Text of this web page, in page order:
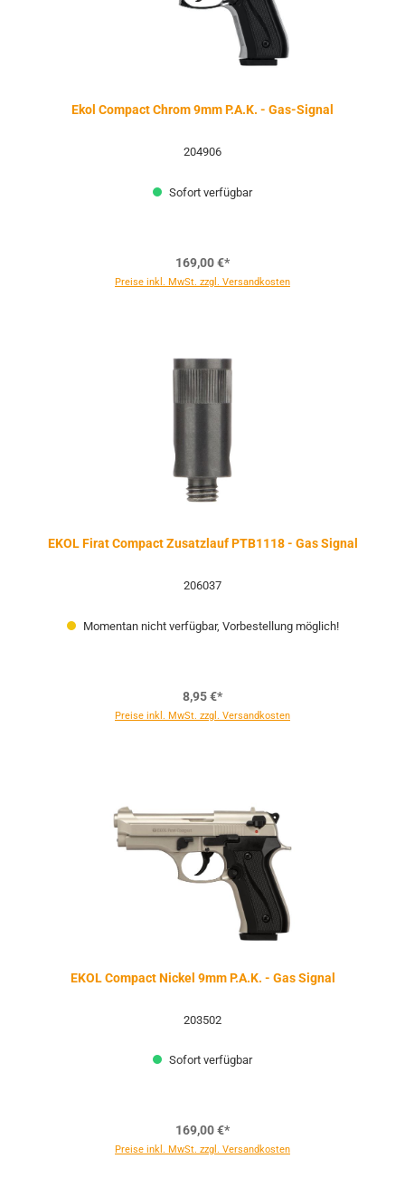
Ekol Compact Chrom 9mm P.A.K. - Gas-Signal
204906
Sofort verfügbar
169,00 €*
Preise inkl. MwSt. zzgl. Versandkosten
EKOL Firat Compact Zusatzlauf PTB1118 - Gas Signal
206037
Momentan nicht verfügbar, Vorbestellung möglich!
8,95 €*
Preise inkl. MwSt. zzgl. Versandkosten
EKOL Compact Nickel 9mm P.A.K. - Gas Signal
203502
Sofort verfügbar
169,00 €*
Preise inkl. MwSt. zzgl. Versandkosten